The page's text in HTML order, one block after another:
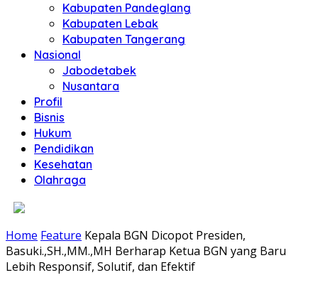
Kabupaten Pandeglang
Kabupaten Lebak
Kabupaten Tangerang
Nasional
Jabodetabek
Nusantara
Profil
Bisnis
Hukum
Pendidikan
Kesehatan
Olahraga
Home Feature Kepala BGN Dicopot Presiden,
Basuki.,SH.,MM.,MH Berharap Ketua BGN yang Baru
Lebih Responsif, Solutif, dan Efektif